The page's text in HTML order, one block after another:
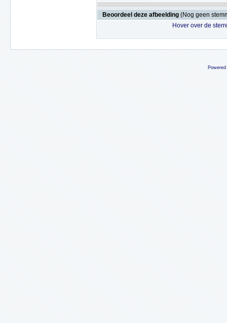
Beoordeel deze afbeelding (Nog geen
Hover over de